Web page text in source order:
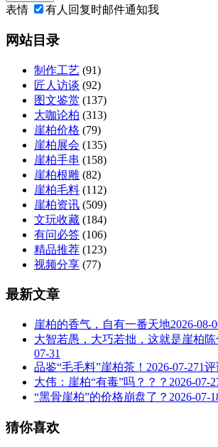
表情 有人回复时邮件通知我
网站目录
制作工艺 (91)
匠人访谈 (92)
图文鉴赏 (137)
大咖论柏 (313)
崖柏价格 (79)
崖柏展会 (135)
崖柏手串 (158)
崖柏根雕 (82)
崖柏毛料 (112)
崖柏资讯 (509)
文玩收藏 (184)
有问必答 (106)
精品推荐 (123)
视频分享 (77)
最新文章
崖柏的香气，自有一番天地2026-08-
大智若愚，大巧若拙，这就是崖柏陈
07-31
品鉴“毛毛料”崖柏茶！ 2026-07-271
大伟：崖柏“有毒”吗？？？ 2026-07-
“黑骨崖柏”的价格崩盘了？ 2026-07-
猜你喜欢